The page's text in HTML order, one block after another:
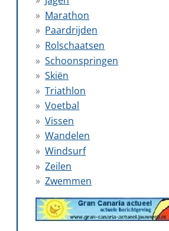
Marathon
Paardrijden
Rolschaatsen
Schoonspringen
Skiën
Triathlon
Voetbal
Vissen
Wandelen
Windsurf
Zeilen
Zwemmen